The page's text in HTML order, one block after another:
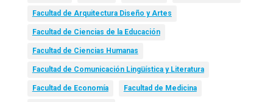
Facultad de Arquitectura Diseño y Artes
Facultad de Ciencias de la Educación
Facultad de Ciencias Humanas
Facultad de Comunicación Lingüística y Literatura
Facultad de Economía Facultad de Medicina